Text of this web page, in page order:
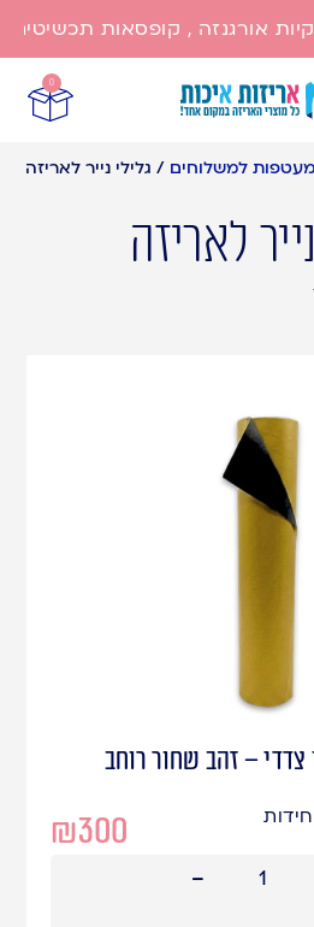
אורגנזה , קופסאות תכשיטים ,
0
למשלוחים / גלילי נייר לאריזה
לאריזה
צדדי – זהב שחור רוחב
₪300